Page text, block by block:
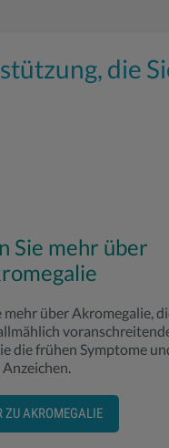
die
Sie mehr über
mehr über Akromegalie,
die frühen Symptome
Anzeichen.
ZU AKROMEGALIE